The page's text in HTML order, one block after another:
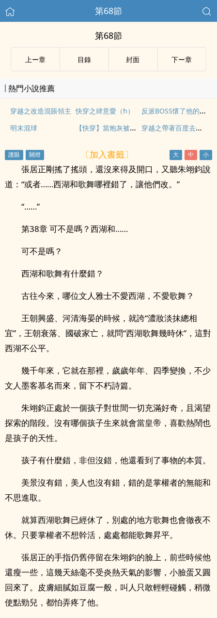
第68節
第68節
上ー章 目錄 封面 下ー章
熱門小說推薦
穿越之改造混賬領主 快穿之肆意愛（h） 反派BOSS懷了他的孩子[穿書]
明末混球 【快穿】當炮灰被萬人迷穿了（gl） 穿越之帶著百度去種田
〔加入書籤〕
張居正剛搖了搖頭，還沒來得及開口，又聽朱翊鈞說
道：“或者……西湖和歌舞哪裡錯了，讓他們改。”
“……”
第38章 可不是嗎？西湖和……
可不是嗎？
西湖和歌舞有什麼錯？
古往今來，哪位文人雅士不愛西湖，不愛歌舞？
王朝興盛、河清海晏的時候，就誇“濃妝淡抹總相
宜”，王朝衰落、國破家亡，就問“西湖歌舞幾時休”，這對
西湖不公平。
幾千年來，它就在那裡，歲歲年年、四季變換，不少
文人墨客慕名而來，留下不朽詩篇。
朱翊鈞正處於一個孩子對世間一切充滿好奇，且渴望
探索的階段。沒有哪個孩子生來就會當皇帝，喜歡熱鬧也
是孩子的天性。
孩子有什麼錯，非但沒錯，他還看到了事物的本質。
美景沒有錯，美人也沒有錯，錯的是掌權者的無能和
不思進取。
就算西湖歌舞已經休了，別處的地方歌舞也會徹夜不
休。只要掌權者不想幹活，處處都能歌舞昇平。
張居正的手指仍舊停留在朱翊鈞的臉上，前些時候他
還瘦一些，這幾天絲毫不受炎熱天氣的影響，小臉蛋又圓
回來了。皮膚細膩如豆腐一般，叫人只敢輕輕碰觸，稍微
使點勁兒，都怕弄疼了他。